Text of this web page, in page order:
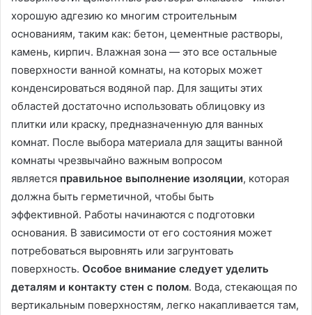
хорошую адгезию ко многим строительным
основаниям, таким как: бетон, цементные растворы,
камень, кирпич. Влажная зона — это все остальные
поверхности ванной комнаты, на которых может
конденсироваться водяной пар. Для защиты этих
областей достаточно использовать облицовку из
плитки или краску, предназначенную для ванных
комнат. После выбора материала для защиты ванной
комнаты чрезвычайно важным вопросом
является правильное выполнение изоляции, которая
должна быть герметичной, чтобы быть
эффективной. Работы начинаются с подготовки
основания. В зависимости от его состояния может
потребоваться выровнять или загрунтовать
поверхность. Особое внимание следует уделить
деталям и контакту стен с полом. Вода, стекающая по
вертикальным поверхностям, легко накапливается там,